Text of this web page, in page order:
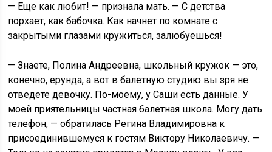
— Еще как любит! — признала мать. — С детства
порхает, как бабочка. Как начнет по комнате с
закрытыми глазами кружиться, залюбуешься!
— Знаете, Полина Андреевна, школьный кружок — это,
конечно, ерунда, а вот в балетную студию вы зря не
отведете девочку. По-моему, у Саши есть данные. У
моей приятельницы частная балетная школа. Могу дать
телефон, — обратилась Регина Владимировна к
присоединившемуся к гостям Виктору Николаевичу. —